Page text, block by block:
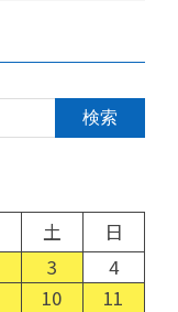
土
日
3
4
10
11